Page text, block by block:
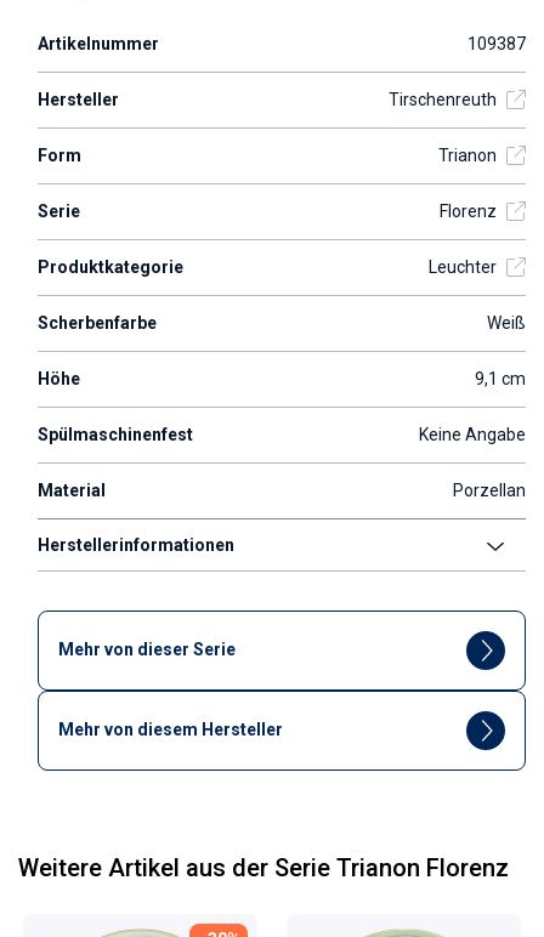
Artikelnummer 109387
Hersteller Tirschenreuth
Form Trianon
Serie Florenz
Produktkategorie Leuchter
Scherbenfarbe Weiß
Höhe 9,1 cm
Spülmaschinenfest Keine Angabe
Material Porzellan
Herstellerinformationen
Mehr von dieser Serie
Mehr von diesem Hersteller
Weitere Artikel aus der Serie Trianon Florenz